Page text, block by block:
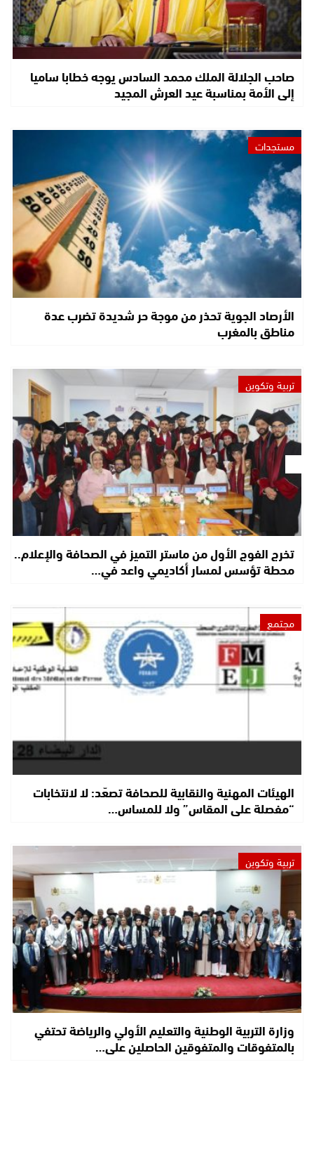
صاحب الجلالة الملك محمد السادس يوجه خطابا ساميا
إلى الأمة بمناسبة عيد العرش المجيد
مستجدات
الأرصاد الجوية تحذر من موجة حر شديدة تضرب عدة
مناطق بالمغرب
تربية وتكوين
تخرج الفوج الأول من ماستر التميز في الصحافة والإعلام..
محطة تؤسس لمسار أكاديمي واعد في…
مجتمع
الهيئات المهنية والنقابية للصحافة تصعّد: لا لانتخابات
“مفصلة على المقاس” ولا للمساس…
تربية وتكوين
وزارة التربية الوطنية والتعليم الأولي والرياضة تحتفي
بالمتفوقات والمتفوقين الحاصلين على…